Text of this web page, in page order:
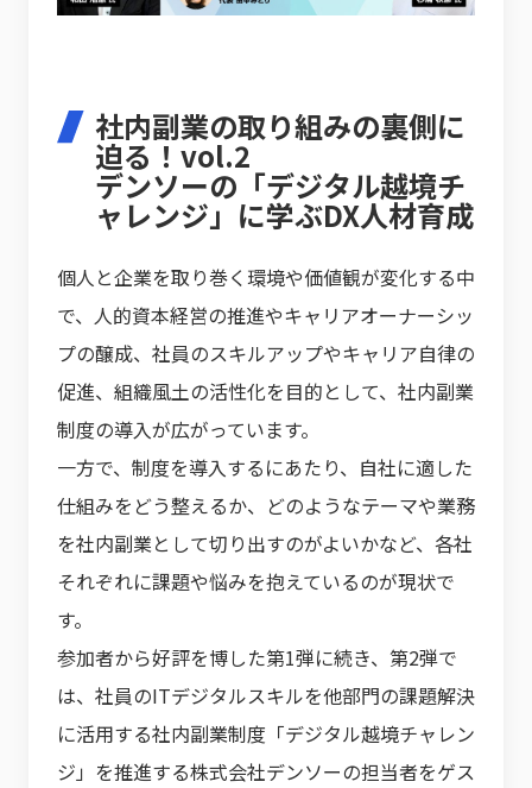
社内副業の取り組みの裏側に
迫る！vol.2
デンソーの「デジタル越境チ
ャレンジ」に学ぶDX人材育成
個人と企業を取り巻く環境や価値観が変化する中
で、人的資本経営の推進やキャリアオーナーシッ
プの醸成、社員のスキルアップやキャリア自律の
促進、組織風土の活性化を目的として、社内副業
制度の導入が広がっています。
一方で、制度を導入するにあたり、自社に適した
仕組みをどう整えるか、どのようなテーマや業務
を社内副業として切り出すのがよいかなど、各社
それぞれに課題や悩みを抱えているのが現状で
す。
参加者から好評を博した第1弾に続き、第2弾で
は、社員のITデジタルスキルを他部門の課題解決
に活用する社内副業制度「デジタル越境チャレン
ジ」を推進する株式会社デンソーの担当者をゲス